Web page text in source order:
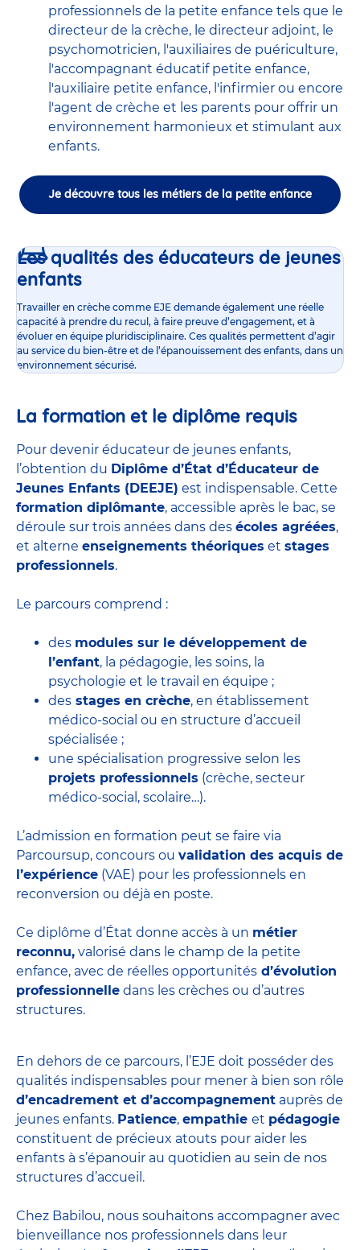
professionnels de la petite enfance tels que le
directeur de la crèche, le directeur adjoint, le
psychomotricien, l'auxiliaires de puériculture,
l'accompagnant éducatif petite enfance,
l'auxiliaire petite enfance, l'infirmier ou encore
l'agent de crèche et les parents pour offrir un
environnement harmonieux et stimulant aux
enfants.
Je découvre tous les métiers de la petite enfance
Les qualités des éducateurs de jeunes
enfants
Travailler en crèche comme EJE demande également une réelle
capacité à prendre du recul, à faire preuve d’engagement, et à
évoluer en équipe pluridisciplinaire. Ces qualités permettent d’agir
au service du bien-être et de l’épanouissement des enfants, dans un
environnement sécurisé.
La formation et le diplôme requis
Pour devenir éducateur de jeunes enfants,
l’obtention du Diplôme d’État d’Éducateur de
Jeunes Enfants (DEEJE) est indispensable. Cette
formation diplômante, accessible après le bac, se
déroule sur trois années dans des écoles agréées,
et alterne enseignements théoriques et stages
professionnels.
Le parcours comprend :
des modules sur le développement de
l’enfant, la pédagogie, les soins, la
psychologie et le travail en équipe ;
des stages en crèche, en établissement
médico-social ou en structure d’accueil
spécialisée ;
une spécialisation progressive selon les
projets professionnels (crèche, secteur
médico-social, scolaire…).
L’admission en formation peut se faire via
Parcoursup, concours ou validation des acquis de
l’expérience (VAE) pour les professionnels en
reconversion ou déjà en poste.
Ce diplôme d’État donne accès à un métier
reconnu, valorisé dans le champ de la petite
enfance, avec de réelles opportunités d’évolution
professionnelle dans les crèches ou d’autres
structures.
En dehors de ce parcours, l’EJE doit posséder des
qualités indispensables pour mener à bien son rôle
d’encadrement et d’accompagnement auprès de
jeunes enfants. Patience, empathie et pédagogie
constituent de précieux atouts pour aider les
enfants à s’épanouir au quotidien au sein de nos
structures d’accueil.
Chez Babilou, nous souhaitons accompagner avec
bienveillance nos professionnels dans leur